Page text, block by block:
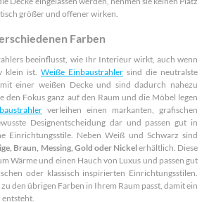
größer und offener wirken.
Farben
beeinflusst, wie Ihr Interieur wirkt, auch wenn
klein ist. Weiße Einbaustrahler sind die neutralste
einer weißen Decke und sind dadurch nahezu
den Fokus ganz auf den Raum und die Möbel legen
verleihen einen markanten, grafischen
Designentscheidung dar und passen gut in
Einrichtungsstile. Neben Weiß und Schwarz sind
Braun, Messing, Gold oder Nickelerhältlich. Diese
Wärme und einen Hauch von Luxus und passen gut
oder klassisch inspirierten Einrichtungsstilen.
den übrigen Farben in Ihrem Raum passt, damit ein